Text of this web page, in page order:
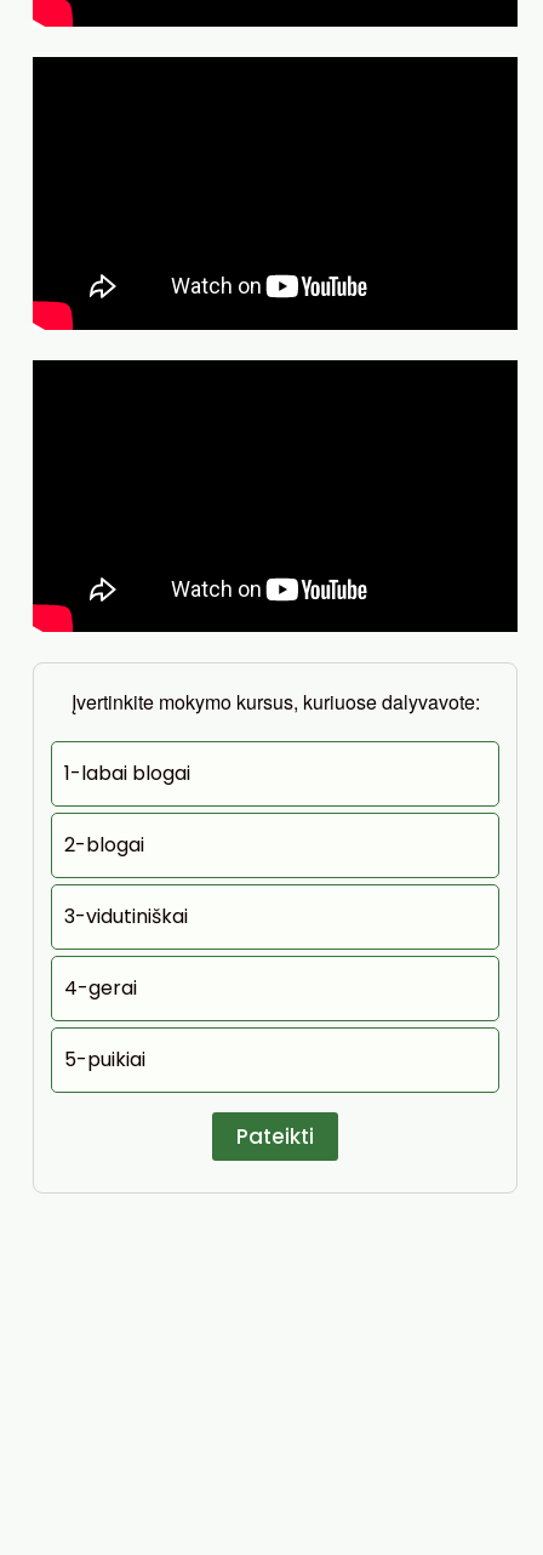
Įvertinkite mokymo kursus, kuriuose dalyvavote:
1-labai blogai
2-blogai
3-vidutiniškai
4-gerai
5-puikiai